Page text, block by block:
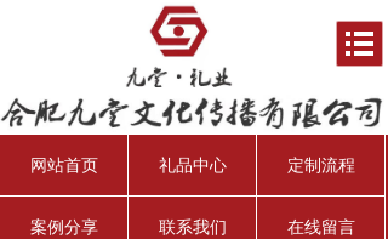
网站首页 礼品中心 定制流程
案例分享 联系我们 在线留言